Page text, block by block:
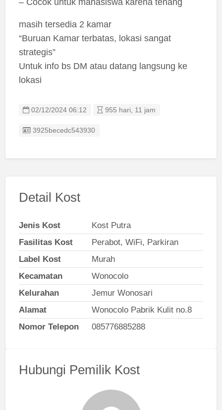
masih tersedia 2 kamar
“Buruan Kamar terbatas, lokasi sangat
strategis”
Untuk info bs DM atau datang langsung ke
lokasi
02/12/2024 06:12 955 hari, 11 jam
Listing ID
3925becedc543930
Detail Kost
Jenis Kost
Kost Putra
Fasilitas Kost
Perabot, WiFi, Parkiran
Label Kost
Murah
Kecamatan
Wonocolo
Kelurahan
Jemur Wonosari
Alamat
Wonocolo Pabrik Kulit no.8
Nomor Telepon
085776885288
Hubungi Pemilik Kost